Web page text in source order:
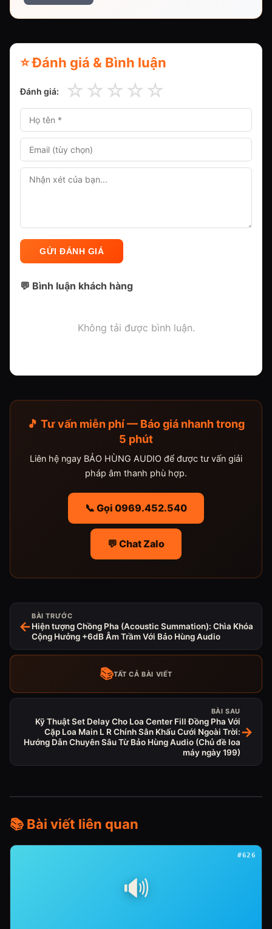
⭐ Đánh giá & Bình luận
Đánh giá: ☆ ☆ ☆ ☆ ☆
GỬI ĐÁNH GIÁ
💬 Bình luận khách hàng
Không tải được bình luận.
🎵 Tư vấn miễn phí — Báo giá nhanh trong
5 phút
Liên hệ ngay BẢO HÙNG AUDIO để được tư vấn giải
pháp âm thanh phù hợp.
📞 Gọi 0969.452.540
💬 Chat Zalo
←
BÀI TRƯỚC
Hiện tượng Chồng Pha (Acoustic Summation): Chìa Khóa
Cộng Hưởng +6dB Âm Trầm Với Bảo Hùng Audio
📚TẤT CẢ BÀI VIẾT
BÀI SAU
Kỹ Thuật Set Delay Cho Loa Center Fill Đồng Pha Với
Cặp Loa Main L R Chính Sân Khấu Cưới Ngoài Trời:
Hướng Dẫn Chuyên Sâu Từ Bảo Hùng Audio (Chủ đề loa
máy ngày 199)
→
📚 Bài viết liên quan
🔊
#626